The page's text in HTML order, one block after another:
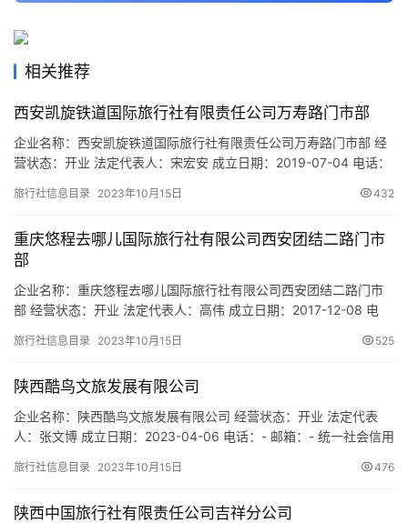
相关推荐
西安凯旋铁道国际旅行社有限责任公司万寿路门市部
企业名称：西安凯旋铁道国际旅行社有限责任公司万寿路门市部 经
营状态：开业 法定代表人：宋宏安 成立日期：2019-07-04 电话：
91610135MA6X0LRX71 注册地址：陕西省西安市新城区万寿北路
（依法须…
旅行社信息目录 2023年10月15日 432
重庆悠程去哪儿国际旅行社有限公司西安团结二路门市
部
企业名称：重庆悠程去哪儿国际旅行社有限公司西安团结二路门市
部 经营状态：开业 法定代表人：高伟 成立日期：2017-12-08 电
码：91610135MA6UPA2M18 注册地址：陕西省西安市莲湖区团结
（依法须经…
旅行社信息目录 2023年10月15日 525
陕西酷鸟文旅发展有限公司
企业名称：陕西酷鸟文旅发展有限公司 经营状态：开业 法定代表
人：张文博 成立日期：2023-04-06 电话：- 邮箱：- 统一社会信用
开发区元朔路北客站南广场负二楼N区 网址：- 经营范围：一般项
推广；信息技术咨询服务；信息系…
旅行社信息目录 2023年10月15日 476
陕西中国旅行社有限责任公司吉祥分公司